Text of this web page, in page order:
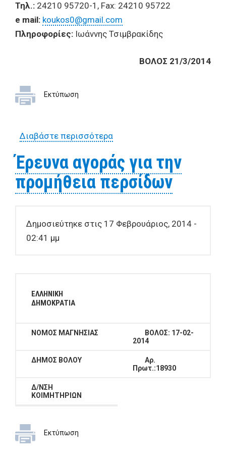
Τηλ.: 24210 95720-1, Fax: 24210 95722
e mail: koukos0@gmail.com
Πληροφορίες: Ιωάννης Τσιμβρακίδης
ΒΟΛΟΣ 21/3/2014
Εκτύπωση
Διαβάστε περισσότεραγια ΟΡΘΗ ΕΠΑΝΑΛΗΨΗ -
προμήθεια 14 μεταλλικών
ιματιοθηκών
Έρευνα αγοράς για την
προμήθεια περσίδων
Δημοσιεύτηκε στις 17 Φεβρουάριος, 2014 -
02:41 μμ
ΕΛΛΗΝΙΚΗ
ΔΗΜΟΚΡΑΤΙΑ
ΝΟΜΟΣ ΜΑΓΝΗΣΙΑΣ
ΒΟΛΟΣ: 17-02-
2014
ΔΗΜΟΣ ΒΟΛΟΥ
Αρ.
Πρωτ.:18930
Δ/ΝΣΗ
ΚΟΙΜΗΤΗΡΙΩΝ
Εκτύπωση